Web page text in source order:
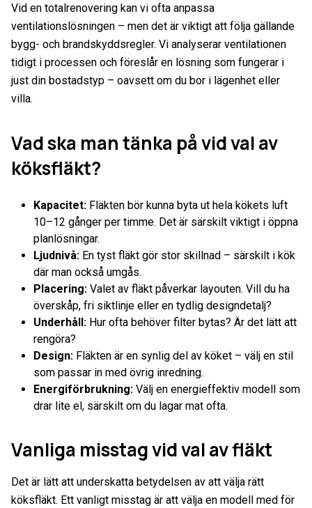
Vid en totalrenovering kan vi ofta anpassa
ventilationslösningen – men det är viktigt att följa gällande
bygg- och brandskyddsregler. Vi analyserar ventilationen
tidigt i processen och föreslår en lösning som fungerar i
just din bostadstyp – oavsett om du bor i lägenhet eller
villa.
Vad ska man tänka på vid val av
köksfläkt?
Kapacitet: Fläkten bör kunna byta ut hela kökets luft
10–12 gånger per timme. Det är särskilt viktigt i öppna
planlösningar.
Ljudnivå: En tyst fläkt gör stor skillnad – särskilt i kök
där man också umgås.
Placering: Valet av fläkt påverkar layouten. Vill du ha
överskåp, fri siktlinje eller en tydlig designdetalj?
Underhåll: Hur ofta behöver filter bytas? Är det lätt att
rengöra?
Design: Fläkten är en synlig del av köket – välj en stil
som passar in med övrig inredning.
Energiförbrukning: Välj en energieffektiv modell som
drar lite el, särskilt om du lagar mat ofta.
Vanliga misstag vid val av fläkt
Det är lätt att underskatta betydelsen av att välja rätt
köksfläkt. Ett vanligt misstag är att välja en modell med för